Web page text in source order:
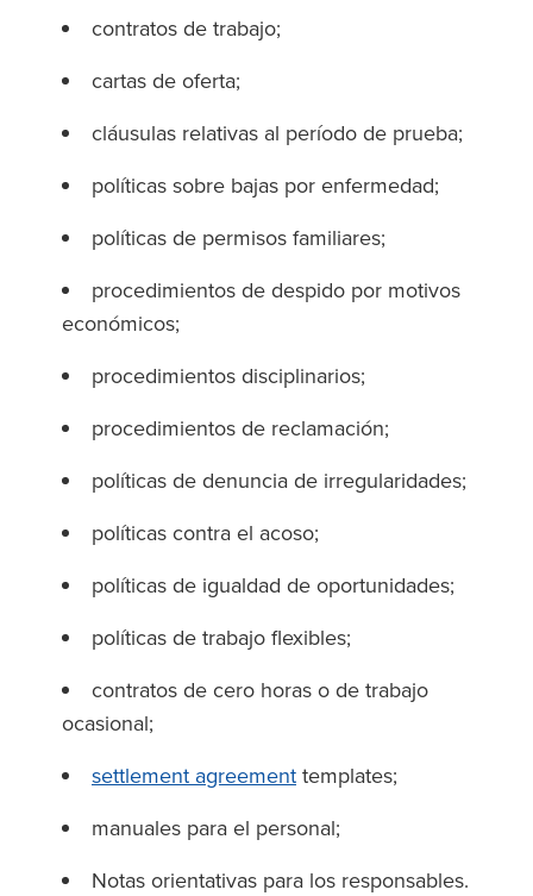
contratos de trabajo;
cartas de oferta;
cláusulas relativas al período de prueba;
políticas sobre bajas por enfermedad;
políticas de permisos familiares;
procedimientos de despido por motivos
económicos;
procedimientos disciplinarios;
procedimientos de reclamación;
políticas de denuncia de irregularidades;
políticas contra el acoso;
políticas de igualdad de oportunidades;
políticas de trabajo flexibles;
contratos de cero horas o de trabajo
ocasional;
settlement agreement templates;
manuales para el personal;
Notas orientativas para los responsables.